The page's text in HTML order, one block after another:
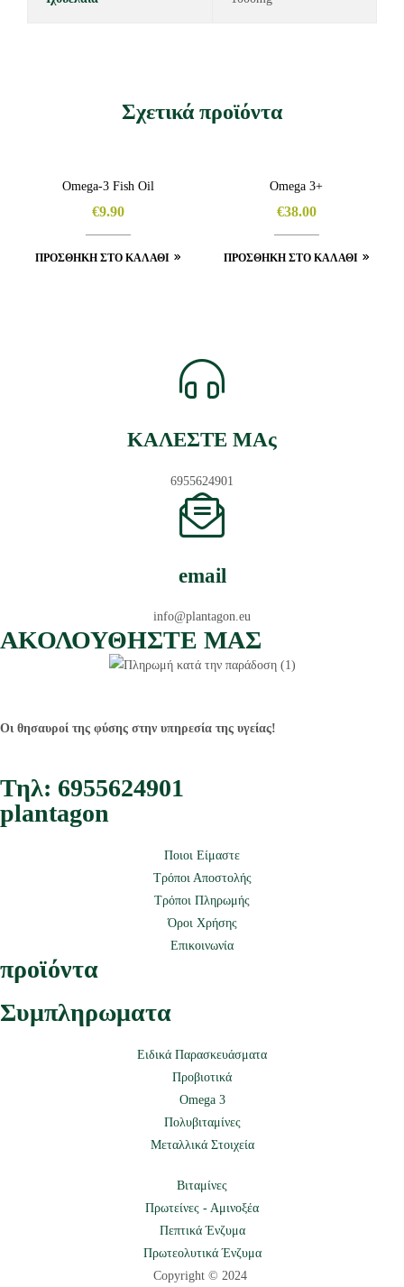
Σχετικά προϊόντα
Omega-3 Fish Oil
€9.90
ΠΡΟΣΘΉΚΗ ΣΤΟ ΚΑΛΆΘΙ
Omega 3+
€38.00
ΠΡΟΣΘΉΚΗ ΣΤΟ ΚΑΛΆΘΙ
ΚΑΛΕΣΤΕ ΜΑς
6955624901
email
info@plantagon.eu
ΑΚΟΛΟΥΘΗΣΤΕ ΜΑΣ
Οι θησαυροί της φύσης στην υπηρεσία της υγείας!
Τηλ: 6955624901
plantagon
Ποιοι Είμαστε
Τρόποι Αποστολής
Τρόποι Πληρωμής
Όροι Χρήσης
Επικοινωνία
προϊόντα
Συμπληρωματα
Ειδικά Παρασκευάσματα
Προβιοτικά
Omega 3
Πολυβιταμίνες
Μεταλλικά Στοιχεία
Βιταμίνες
Πρωτείνες - Αμινοξέα
Πεπτικά Ένζυμα
Πρωτεολυτικά Ένζυμα
Copyright © 2024